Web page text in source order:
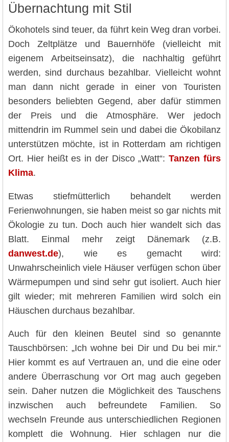
Übernachtung mit Stil
Ökohotels sind teuer, da führt kein Weg dran vorbei.
Doch Zeltplätze und Bauernhöfe (vielleicht mit
eigenem Arbeitseinsatz), die nachhaltig geführt
werden, sind durchaus bezahlbar. Vielleicht wohnt
man dann nicht gerade in einer von Touristen
besonders beliebten Gegend, aber dafür stimmen
der Preis und die Atmosphäre. Wer jedoch
mittendrin im Rummel sein und dabei die Ökobilanz
unterstützen möchte, ist in Rotterdam am richtigen
Ort. Hier heißt es in der Disco „Watt“:Tanzen fürs
Klima.
Etwas stiefmütterlich behandelt werden
Ferienwohnungen, sie haben meist so gar nichts mit
Ökologie zu tun. Doch auch hier wandelt sich das
Blatt. Einmal mehr zeigt Dänemark (z.B.
danwest.de), wie es gemacht wird:
Unwahrscheinlich viele Häuser verfügen schon über
Wärmepumpen und sind sehr gut isoliert. Auch hier
gilt wieder; mit mehreren Familien wird solch ein
Häuschen durchaus bezahlbar.
Auch für den kleinen Beutel sind so genannte
Tauschbörsen: „Ich wohne bei Dir und Du bei mir.“
Hier kommt es auf Vertrauen an, und die eine oder
andere Überraschung vor Ort mag auch gegeben
sein. Daher nutzen die Möglichkeit des Tauschens
inzwischen auch befreundete Familien. So
wechseln Freunde aus unterschiedlichen Regionen
komplett die Wohnung. Hier schlagen nur die